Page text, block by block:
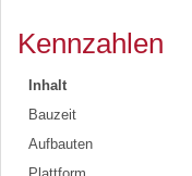
Kennzahlen
Inhalt
Bauzeit
Aufbauten